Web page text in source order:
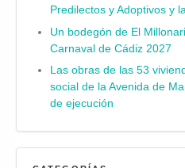
Predilectos y Adoptivos y
Un bodegón de El
Carnaval de Cádiz 2027
Las obras de las 53
social de la Avenida de
de ejecución